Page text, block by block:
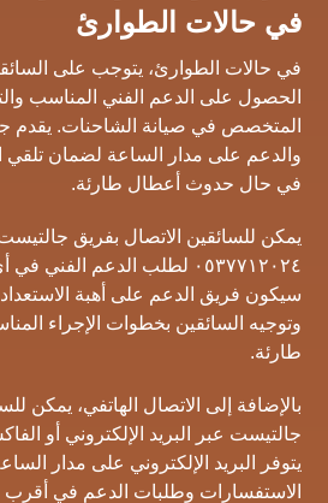
في حالات الطوارئ
في حالات الطوارئ، يتوجب على
الحصول على الدعم الفني المناسب
المتخصص في صيانة الشاحنات. يقدم
والدعم على مدار الساعة لضمان تلقي
في حال حدوث أعطال طارئة.
يمكن للسائقين الاتصال بفريق
٠٥٣٧٧١٢٠٢٤ لطلب الدعم
سيكون فريق الدعم على أهبة
وتوجيه السائقين بخطوات الإجراء
طارئة.
بالإضافة إلى الاتصال الهاتفي، يمكن
جالتيست عبر البريد الإلكتروني أو
يتوفر البريد الإلكتروني على مدار
الاستفسارات وطلبات الدعم في